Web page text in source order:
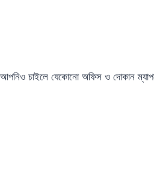
চাইলে যেকোনো অফিস ও দোকান